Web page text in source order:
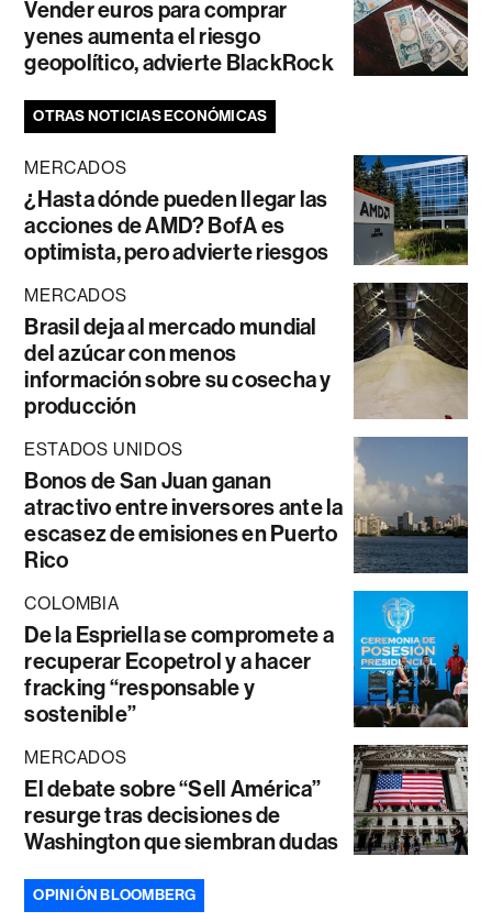
Vender euros para comprar
yenes aumenta el riesgo
geopolítico, advierte BlackRock
OTRAS NOTICIAS ECONÓMICAS
MERCADOS
¿Hasta dónde pueden llegar las
acciones de AMD? BofA es
optimista, pero advierte riesgos
MERCADOS
Brasil deja al mercado mundial
del azúcar con menos
información sobre su cosecha y
producción
ESTADOS UNIDOS
Bonos de San Juan ganan
atractivo entre inversores ante la
escasez de emisiones en Puerto
Rico
COLOMBIA
De la Espriella se compromete a
recuperar Ecopetrol y a hacer
fracking “responsable y
sostenible”
MERCADOS
El debate sobre “Sell América”
resurge tras decisiones de
Washington que siembran dudas
OPINIÓN BLOOMBERG